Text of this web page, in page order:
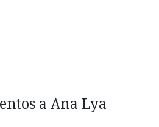
a Ana Lya